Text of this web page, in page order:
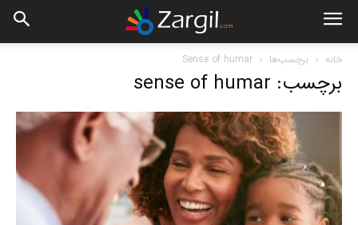
خانه برچسب‌ها Sense of humar
برچسب: sense of humar